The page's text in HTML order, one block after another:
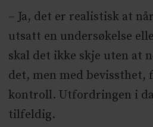
– Ja, det er realistisk at
utsatt en undersøkelse
skal det ikke skje uten at
det, men med bevissthet,
kontroll. Utfordringen i
tilfeldig.